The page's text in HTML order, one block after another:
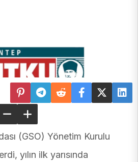
(GSO) Yönetim Kurulu
yılın ilk yarısında